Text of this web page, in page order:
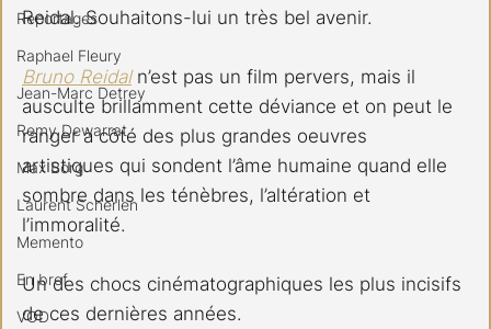
Reportages
Raphael Fleury
Jean-Marc Detrey
Remy Dewarrat
Max Borg
Laurent Scherlen
Memento
En bref
VOD
Reidal. Souhaitons-lui un très bel avenir.
Bruno Reidal n’est pas un film pervers, mais il
ausculte brillamment cette déviance et on peut le
ranger à côté des plus grandes oeuvres
artistiques qui sondent l’âme humaine quand elle
sombre dans les ténèbres, l’altération et
l’immoralité.
Un des chocs cinématographiques les plus incisifs
de ces dernières années.